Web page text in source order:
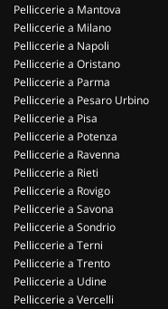
Pelliccerie a Mantova
Pelliccerie a Milano
Pelliccerie a Napoli
Pelliccerie a Oristano
Pelliccerie a Parma
Pelliccerie a Pesaro Urbino
Pelliccerie a Pisa
Pelliccerie a Potenza
Pelliccerie a Ravenna
Pelliccerie a Rieti
Pelliccerie a Rovigo
Pelliccerie a Savona
Pelliccerie a Sondrio
Pelliccerie a Terni
Pelliccerie a Trento
Pelliccerie a Udine
Pelliccerie a Vercelli